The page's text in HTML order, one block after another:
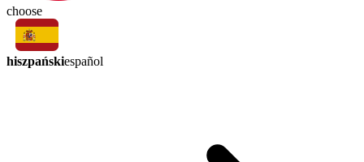
choose
hiszpańskiespañol